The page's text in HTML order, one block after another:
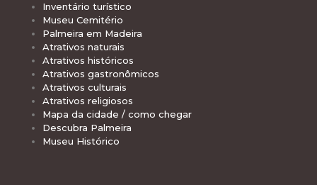
Inventário turístico
Museu Cemitério
Palmeira em Madeira
Atrativos naturais
Atrativos históricos
Atrativos gastronômicos
Atrativos culturais
Atrativos religiosos
Mapa da cidade / como chegar
Descubra Palmeira
Museu Histórico